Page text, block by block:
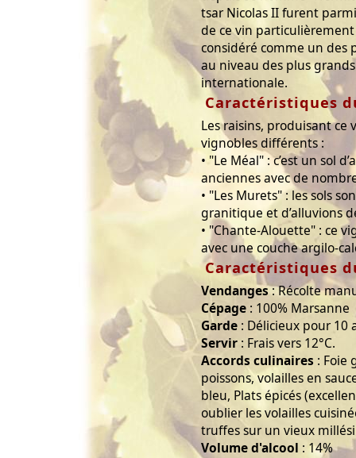
tsar Nicolas II furent
de ce vin
considéré comme un des
au niveau des plus
internationale.
Caractéristiques
Les raisins, produisant
vignobles différents :
• "Le Méal" : c’est un sol
anciennes avec de
• "Les Murets" : les sols
granitique et d’alluvions
• "Chante-Alouette" : ce
avec une couche argilo-
Caractéristiques
Vendanges: Récolte
Cépage : 100% Marsanne
Garde : Délicieux pour 10
Servir : Frais vers 12°C.
Accords culinaires : Foie
poissons, volailles en
bleu, Plats épicés
oublier les volailles
truffes sur un vieux
Volume d'alcool : 14%